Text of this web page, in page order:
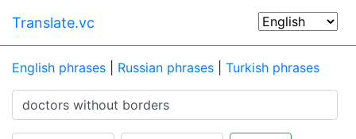
Translate.vc
English phrases Russian phrases Turkish phrases